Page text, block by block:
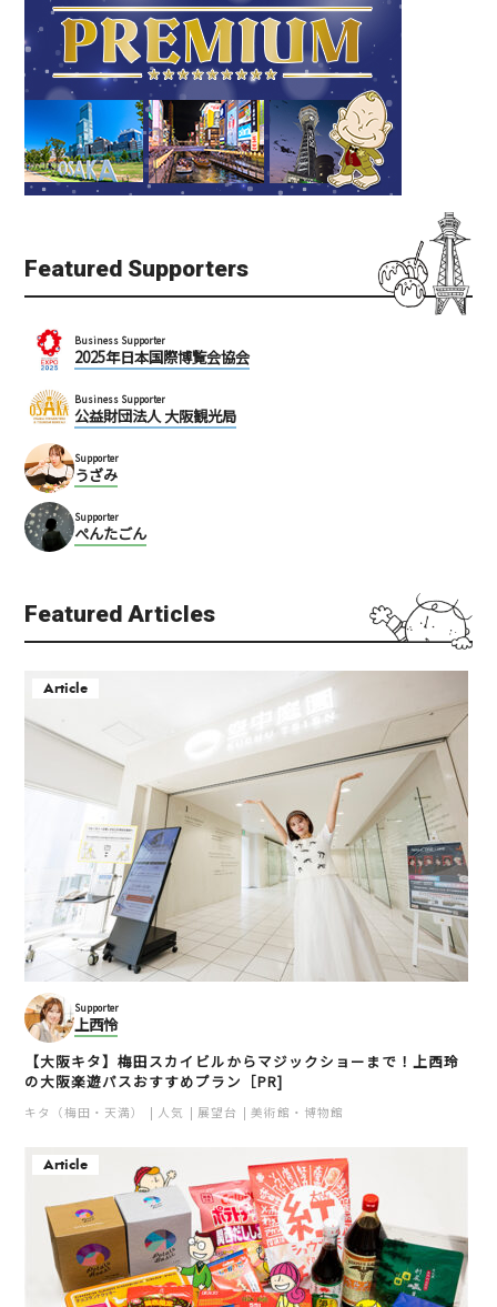
Featured Supporters
Business Supporter
2025年日本国際博覧会協会
Business Supporter
公益財団法人 大阪観光局
Supporter
うざみ
Supporter
ぺんたごん
Featured Articles
Article
Supporter
上西怜
【大阪キタ】梅田スカイビルからマジックショーまで！上西玲
の大阪楽遊パスおすすめプラン［PR]
キタ（梅田・天満） 人気 展望台 美術館・博物館
Article